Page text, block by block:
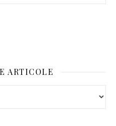
ARTICOLE